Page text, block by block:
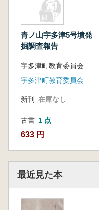
青ノ山宇多津5号墳発
掘調査報告
宇多津町教育委員会
新刊 在庫なし
古書 1 点
633 円
最近見た本